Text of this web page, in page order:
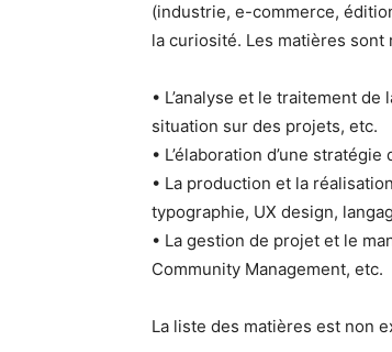
(industrie, e-commerce,
la curiosité. Les matières
• L’analyse et le traitement
situation sur des projets, etc.
• L’élaboration d’une
• La production et la
typographie, UX design,
• La gestion de projet et le
Community Management, etc.
La liste des matières est non